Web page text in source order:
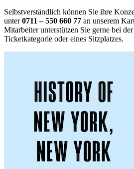
Selbstverständlich können Sie ihre
unter0711 – 550 660 77 an unserem
Mitarbeiter unterstützen Sie gerne bei
Ticketkategorie oder eines Sitzplatzes.